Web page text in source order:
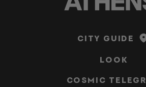
CITY GUIDE
LOOK
COSMIC